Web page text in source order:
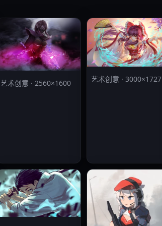
艺术创意 · 2560×1600 艺术创意 · 3000×1727